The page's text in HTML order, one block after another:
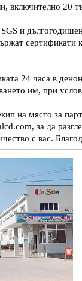
20
и
24 часа в
им, при
на място за
за да
с вас.